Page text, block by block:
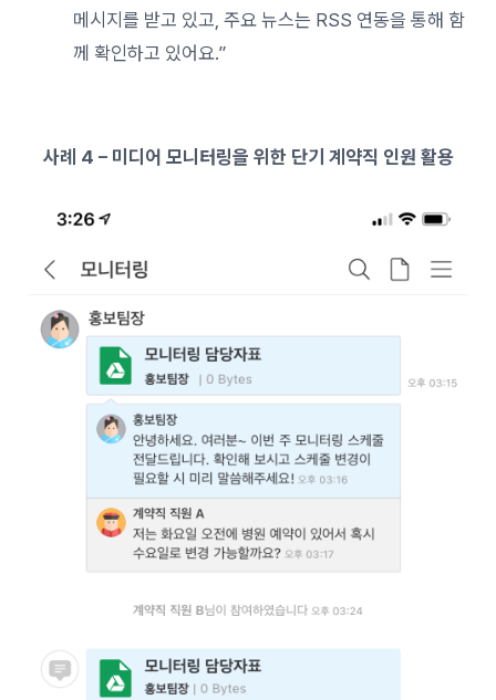
메시지를 받고 있고, 주요 뉴스는 RSS 연동을 통해 함
께 확인하고 있어요.”
사례 4 – 미디어 모니터링을 위한 단기 계약직 인원 활용